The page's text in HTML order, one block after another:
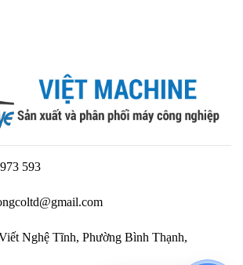
593
Nghệ Tĩnh, Phường Bình Thạnh,